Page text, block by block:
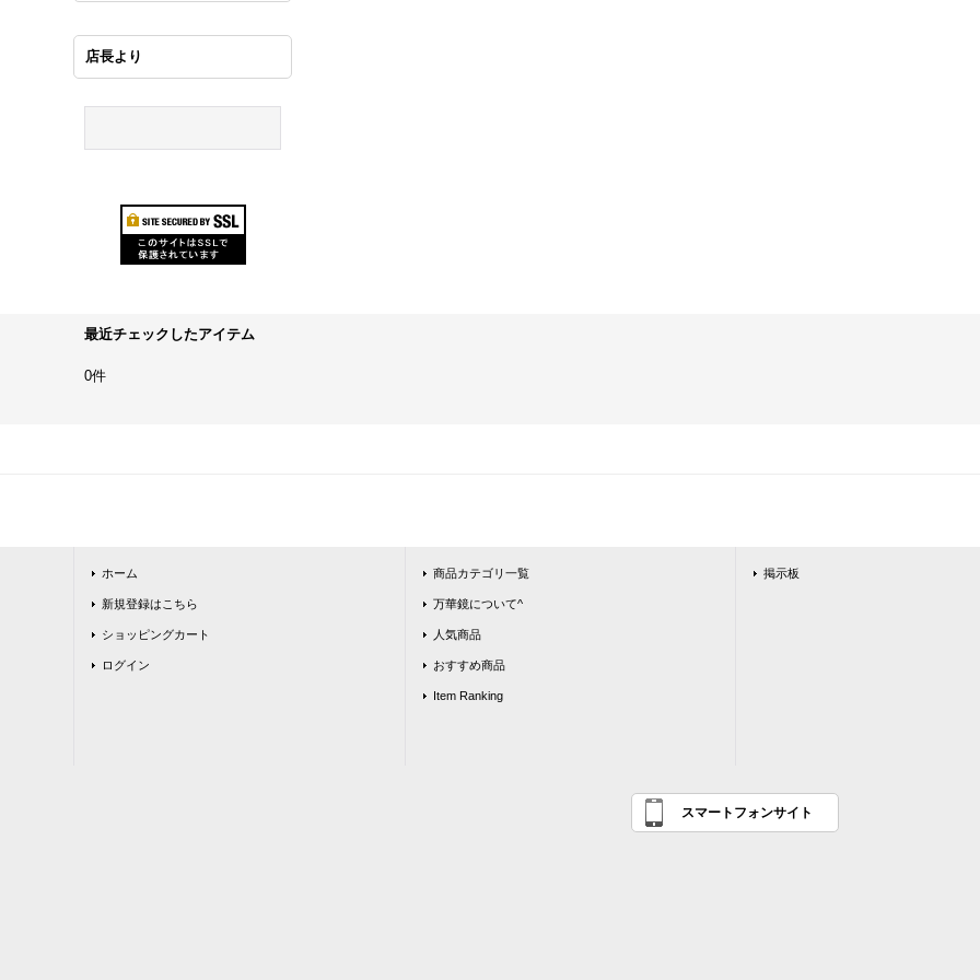
店長より
最近チェックしたアイテム
0件
ホーム
新規登録はこちら
ショッピングカート
ログイン
商品カテゴリ一覧
万華鏡について^
人気商品
おすすめ商品
Item Ranking
掲示板
スマートフォンサイト